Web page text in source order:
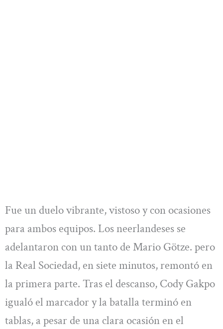
Fue un duelo vibrante, vistoso y con ocasiones
para ambos equipos. Los neerlandeses se
adelantaron con un tanto de Mario Götze. pero
la Real Sociedad, en siete minutos, remontó en
la primera parte. Tras el descanso, Cody Gakpo
igualó el marcador y la batalla terminó en
tablas, a pesar de una clara ocasión en el